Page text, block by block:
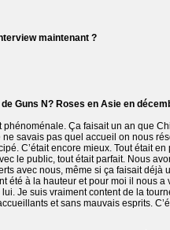
maintenant ?
Guns N? Roses en Asie en
phénoménale. Ça faisait un an que
savais pas quel accueil on nous
C’était encore mieux. Tout était
le public, tout était parfait. Nous
avec nous, même si ça faisait déjà
été à la hauteur et pour moi il nous a
Je suis vraiment content de la
et sans mauvais esprits.